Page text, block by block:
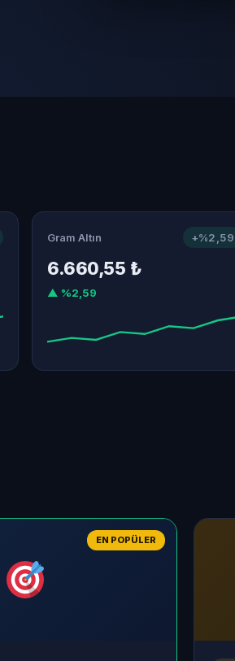
Gram Altın +%2,59
6.660,55 ₺
▲ %2,59
EN POPÜLER